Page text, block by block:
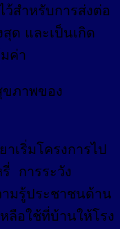
ว้สำหรับการส่งต่อ
ด และเป็นเกิด
ค่า
ภาพของ
เริ่มโครงการไป
การระวัง
มรู้ประชาชนด้าน
ลือใช้ที่บ้านให้โรง